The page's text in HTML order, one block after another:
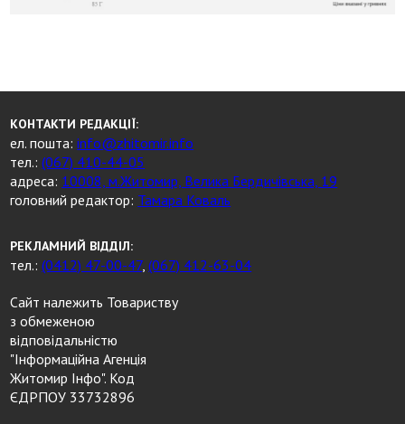
КОНТАКТИ РЕДАКЦІЇ:
ел. пошта:info@zhitomir.info
тел.:(067) 410-44-05
адреса: 10008, м.Житомир, Велика Бердичівська, 19
головний редактор: Тамара Коваль
РЕКЛАМНИЙ ВІДДІЛ:
тел.:(0412) 47-00-47,(067) 412-63-04
Сайт належить Товариству
з обмеженою
відповідальністю
"Інформаційна Агенція
Житомир Інфо". Код
ЄДРПОУ 33732896